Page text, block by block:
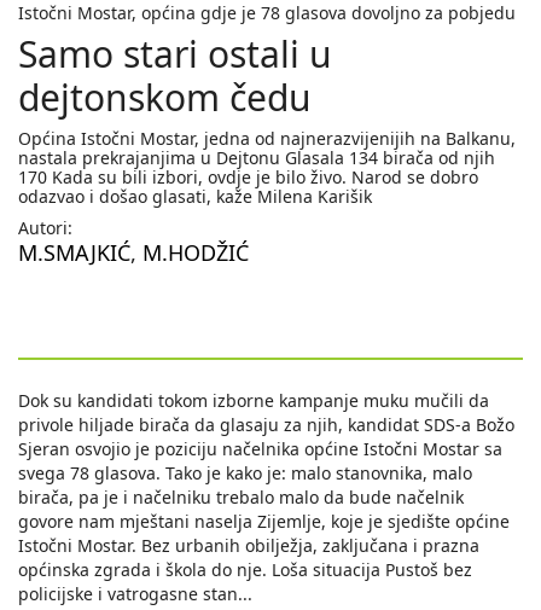
Istočni Mostar, općina gdje je 78 glasova dovoljno za pobjedu
Samo stari ostali u
dejtonskom čedu
Općina Istočni Mostar, jedna od najnerazvijenijih na Balkanu,
nastala prekrajanjima u Dejtonu Glasala 134 birača od njih
170 Kada su bili izbori, ovdje je bilo živo. Narod se dobro
odazvao i došao glasati, kaže Milena Karišik
Autori:
M.SMAJKIĆ, M.HODŽIĆ
Dok su kandidati tokom izborne kampanje muku mučili da
privole hiljade birača da glasaju za njih, kandidat SDS-a Božo
Sjeran osvojio je poziciju načelnika općine Istočni Mostar sa
svega 78 glasova. Tako je kako je: malo stanovnika, malo
birača, pa je i načelniku trebalo malo da bude načelnik
govore nam mještani naselja Zijemlje, koje je sjedište općine
Istočni Mostar. Bez urbanih obilježja, zaključana i prazna
općinska zgrada i škola do nje. Loša situacija Pustoš bez
policijske i vatrogasne stan...